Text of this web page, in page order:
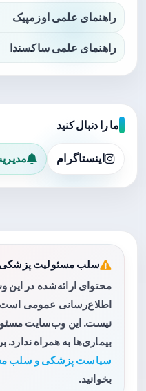
راهنمای علمی اوزمپیک
راهنمای علمی ساکسندا
ما را دنبال کنید
اینستاگرام
سلب مسئولیت پزشکی
محتوای ارائه‌شده در
اطلاع‌رسانی عمومی
نیست. این وب‌سایت
بیماری‌ها به همراه
سیاست پزشکی و سلب
بخوانید.